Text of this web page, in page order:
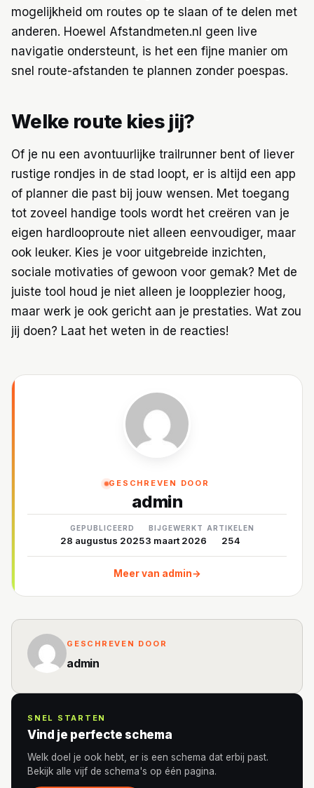
mogelijkheid om routes op te slaan of te delen met
anderen. Hoewel Afstandmeten.nl geen live
navigatie ondersteunt, is het een fijne manier om
snel route-afstanden te plannen zonder poespas.
Welke route kies jij?
Of je nu een avontuurlijke trailrunner bent of liever
rustige rondjes in de stad loopt, er is altijd een app
of planner die past bij jouw wensen. Met toegang
tot zoveel handige tools wordt het creëren van je
eigen hardlooproute niet alleen eenvoudiger, maar
ook leuker. Kies je voor uitgebreide inzichten,
sociale motivaties of gewoon voor gemak? Met de
juiste tool houd je niet alleen je loopplezier hoog,
maar werk je ook gericht aan je prestaties. Wat zou
jij doen? Laat het weten in de reacties!
GESCHREVEN DOOR
admin
GEPUBLICEERD
28 augustus 2025
BIJGEWERKT
3 maart 2026
ARTIKELEN
254
Meer van admin→
GESCHREVEN DOOR
admin
SNEL STARTEN
Vind je perfecte schema
Welk doel je ook hebt, er is een schema dat erbij past.
Bekijk alle vijf de schema's op één pagina.